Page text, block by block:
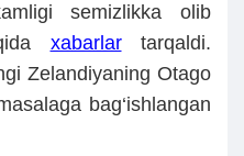
semizlikka olib
xabarlartarqaldi.
Zelandiyaning Otago
bag‘ishlangan